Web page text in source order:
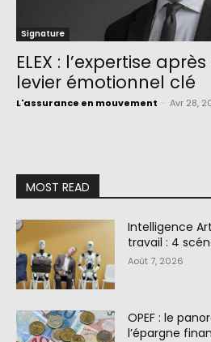
Signature
ELEX : l’expertise
levier émotionnel clé
L'assurance en mouvement Avr 28,
MOST READ
Intelligence
travail : 4
Août 7, 2026
OPEF : le
l’épargne